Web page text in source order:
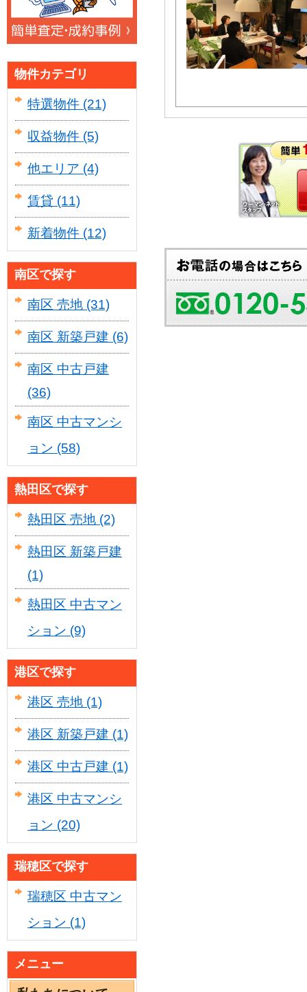
物件カテゴリ
特選物件 (21)
収益物件 (5)
他エリア (4)
賃貸 (11)
新着物件 (12)
南区で探す
南区 売地 (31)
南区 新築戸建 (6)
南区 中古戸建
(36)
南区 中古マンシ
ョン (58)
熱田区で探す
熱田区 売地 (2)
熱田区 新築戸建
(1)
熱田区 中古マン
ション (9)
港区で探す
港区 売地 (1)
港区 新築戸建 (1)
港区 中古戸建 (1)
港区 中古マンシ
ョン (20)
瑞穂区で探す
瑞穂区 中古マン
ション (1)
メニュー